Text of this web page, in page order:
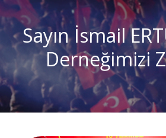
Sayın İsmail
Derneğimizi